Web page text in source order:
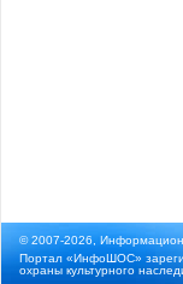
© 2007-2026,
Портал «ИнфоШОС»
охраны культурного